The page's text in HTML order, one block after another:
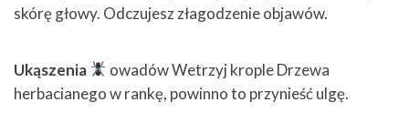
skórę głowy. Odczujesz złagodzenie objawów.
Ukąszenia
owadów Wetrzyj krople Drzewa
herbacianego w rankę, powinno to przynieść ulgę.